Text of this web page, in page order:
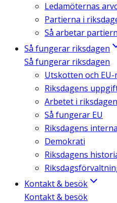
Ledamöternas
Partierna i
Så arbetar
Så fungerar riksdagen
Så fungerar riksdagen
Utskotten och EU-
Riksdagens
Arbetet i riksdagen
Så fungerar EU
Riksdagens
Demokrati
Riksdagens
Kontakt & besök
Kontakt & besök